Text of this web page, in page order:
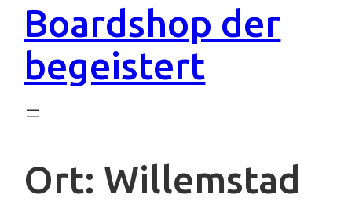
Boardshop der
begeistert
Ort: Willemstad